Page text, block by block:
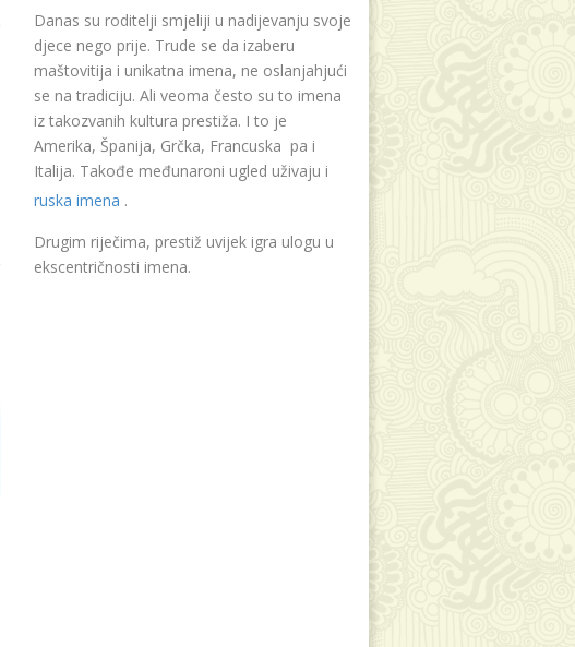
Danas su roditelji smjeliji u nadijevanju svoje
djece nego prije. Trude se da izaberu
maštovitija i unikatna imena, ne oslanjahjući
se na tradiciju. Ali veoma često su to imena
iz takozvanih kultura prestiža. I to je
Amerika, Španija, Grčka, Francuska pa i
Italija. Takođe međunaroni ugled uživaju i
ruska imena .
Drugim riječima, prestiž uvijek igra ulogu u
ekscentričnosti imena.